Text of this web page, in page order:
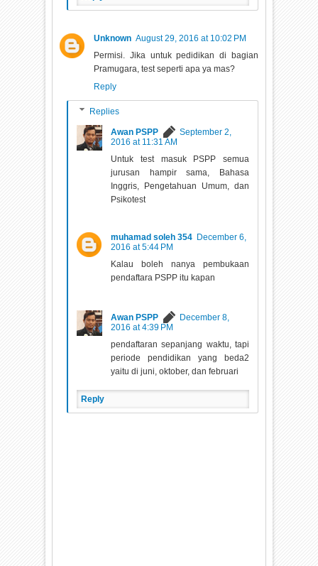
Unknown August 29, 2016 at 10:02 PM
Permisi. Jika untuk pedidikan di bagian
Pramugara, test seperti apa ya mas?
Reply
Replies
Awan PSPP
September 2,
2016 at 11:31 AM
Untuk test masuk PSPP semua
jurusan hampir sama, Bahasa
Inggris, Pengetahuan Umum, dan
Psikotest
muhamad soleh 354 December 6,
2016 at 5:44 PM
Kalau boleh nanya pembukaan
pendaftara PSPP itu kapan
Awan PSPP
December 8,
2016 at 4:39 PM
pendaftaran sepanjang waktu, tapi
periode pendidikan yang beda2
yaitu di juni, oktober, dan februari
Reply